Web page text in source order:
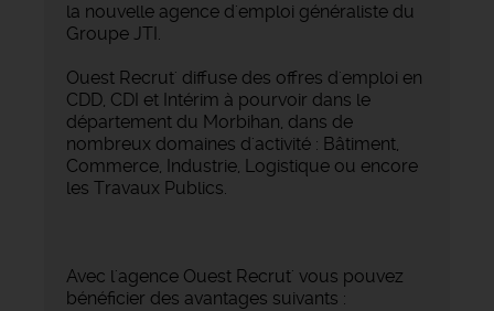
la nouvelle agence d'emploi généraliste du
Groupe JTI.
Ouest Recrut' diffuse des offres d'emploi en
CDD, CDI et Intérim à pourvoir dans le
département du Morbihan, dans de
nombreux domaines d'activité : Bâtiment,
Commerce, Industrie, Logistique ou encore
les Travaux Publics.
Avec l'agence Ouest Recrut' vous pouvez
bénéficier des avantages suivants :